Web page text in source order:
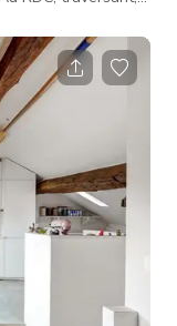
chambre
salle d’eau.
RDC + salle de